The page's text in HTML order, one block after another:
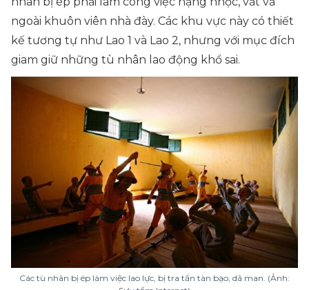
ngoài khuôn viên nhà đày. Các khu vực này có thiết
kế tương tự như Lao 1 và Lao 2, nhưng với mục đích
giam giữ những tù nhân lao động khổ sai.
Các tù nhân bị ép làm việc lao lực, bị tra tấn tàn bạo, dã man. (Ảnh: